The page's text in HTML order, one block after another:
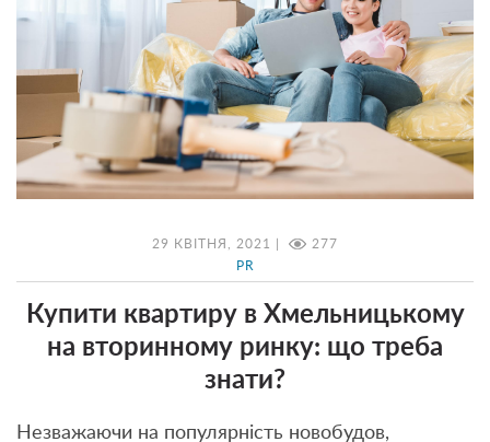
29 КВІТНЯ, 2021 |
277
PR
Купити квартиру в Хмельницькому
на вторинному ринку: що треба
знати?
Незважаючи на популярність новобудов,